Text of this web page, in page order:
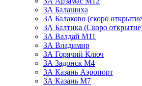
3А Балашиха
3А Балаково (скоро
3А Балтика (Скоро
3А Валдай М11
3А Владимир
ЗА Горячий Ключ
3А Задонск М4
3А Казань Аэропорт
3А Казань M7